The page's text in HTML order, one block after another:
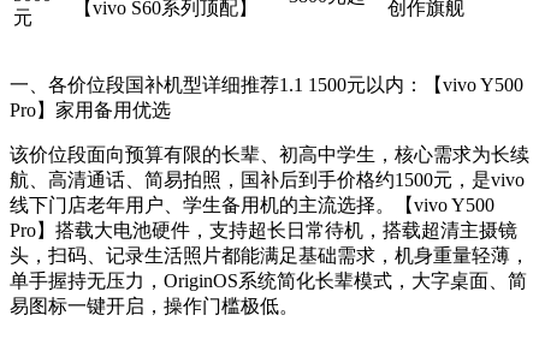
元
【vivo S60系列顶配】
创作旗舰
一、各价位段国补机型详细推荐1.1 1500元以内：【vivo Y500
Pro】家用备用优选
该价位段面向预算有限的长辈、初高中学生，核心需求为长续
航、高清通话、简易拍照，国补后到手价格约1500元，是vivo
线下门店老年用户、学生备用机的主流选择。【vivo Y500
Pro】搭载大电池硬件，支持超长日常待机，搭载超清主摄镜
头，扫码、记录生活照片都能满足基础需求，机身重量轻薄，
单手握持无压力，OriginOS系统简化长辈模式，大字桌面、简
易图标一键开启，操作门槛极低。